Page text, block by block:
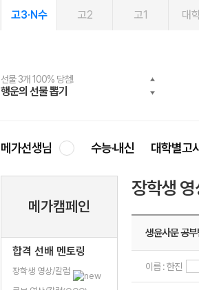
고3·N수 고2 고1 대
선물 3개 100% 당첨!
행운의 선물 뽑기
선물 100% 증정!
메가스터디 X 올리브
여름방학 스터디 캐시백
메가런 썸머스쿨
2027 러셀 단과
강사 공개선발
스마트러닝앱
설문 EVENT
메가패스
3일 무료 체험권
메가패스 수강생 무료혜택!
메가클럽 멤버십
사회공헌 캠페인
희망이룸 메가나눔
메가선생님 수능·내신 대학별고
메가캠페인
합격 선배 멘토링
장학생 영상/칼럼
장학생
생윤사문 공부
이름 : 한진